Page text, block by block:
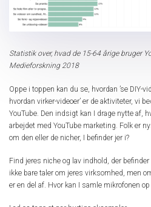
Statistik over, hvad de 15-64 årige bruger
Medieforskning 2018
Oppe i toppen kan du se, hvordan ’se DIY-
hvordan virker-videoer’ er de aktiviteter, vi
YouTube. Den indsigt kan I drage nytte af,
arbejdet med YouTube marketing. Folk er
om den eller de nicher, I befinder jer i?
Find jeres niche og lav indhold, der
ikke bare taler om jeres virksomhed, men
er en del af. Hvor kan I samle mikrofonen